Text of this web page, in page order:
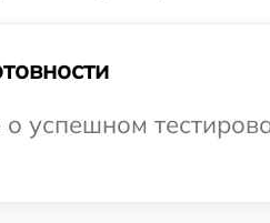
успешном